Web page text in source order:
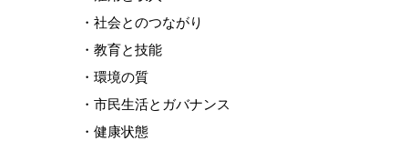
・社会とのつながり
・教育と技能
・環境の質
・市民生活とガバナンス
・健康状態